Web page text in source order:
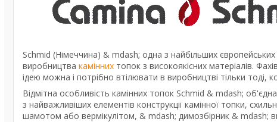
Schmid (Німеччина) & mdash; одна з найбільших
виробництва камінних топок з високоякісних матеріалів.
ідею можна і потрібно втілювати в виробництві тільки
Відмітна особливість камінних топок Schmid & mdash;
з найважливіших елементів конструкції камінної топки,
шамотом або вермікулітом, & mdash; димозбірник & mdash;